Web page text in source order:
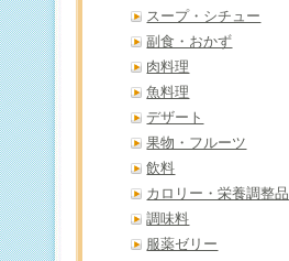
スープ・シチュー
副食・おかず
肉料理
魚料理
デザート
果物・フルーツ
飲料
カロリー・栄養調整品
調味料
服薬ゼリー